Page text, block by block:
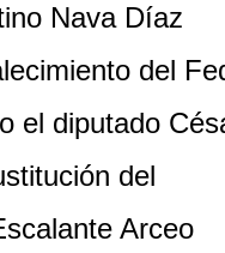
Nava Díaz
del
el diputado
del
Arceo